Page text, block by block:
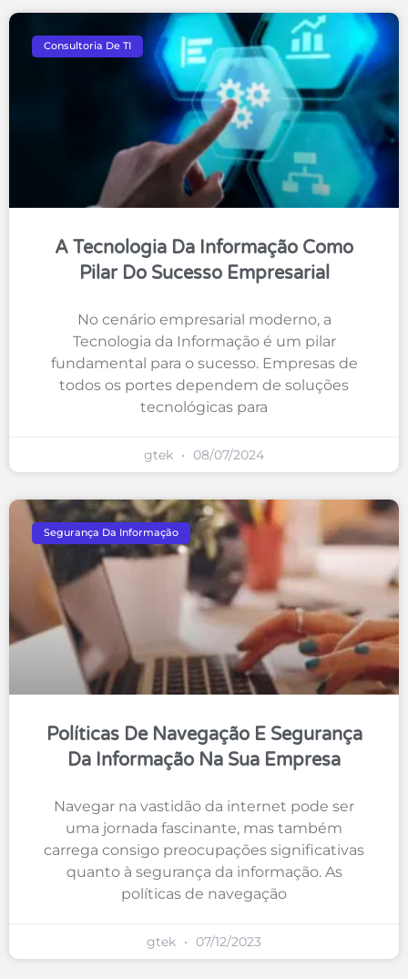
Consultoria De TI
A Tecnologia Da Informação Como
Pilar Do Sucesso Empresarial
No cenário empresarial moderno, a
Tecnologia da Informação é um pilar
fundamental para o sucesso. Empresas de
todos os portes dependem de soluções
tecnológicas para
gtek 08/07/2024
Segurança Da Informação
Políticas De Navegação E Segurança
Da Informação Na Sua Empresa
Navegar na vastidão da internet pode ser
uma jornada fascinante, mas também
carrega consigo preocupações significativas
quanto à segurança da informação. As
políticas de navegação
gtek 07/12/2023